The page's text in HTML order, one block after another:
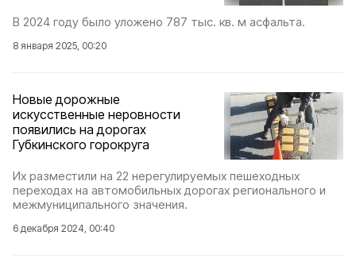
В 2024 году было уложено 787 тыс. кв. м асфальта.
8 января 2025, 00:20
Новые дорожные
искусственные неровности
появились на дорогах
Губкинского горокруга
Их разместили на 22 нерегулируемых пешеходных
переходах на автомобильных дорогах регионального и
межмуниципального значения.
6 декабря 2024, 00:40